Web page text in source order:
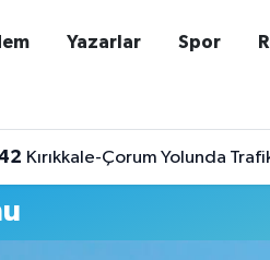
Yazarlar Spor
Kırıkkale-Çorum Yolunda